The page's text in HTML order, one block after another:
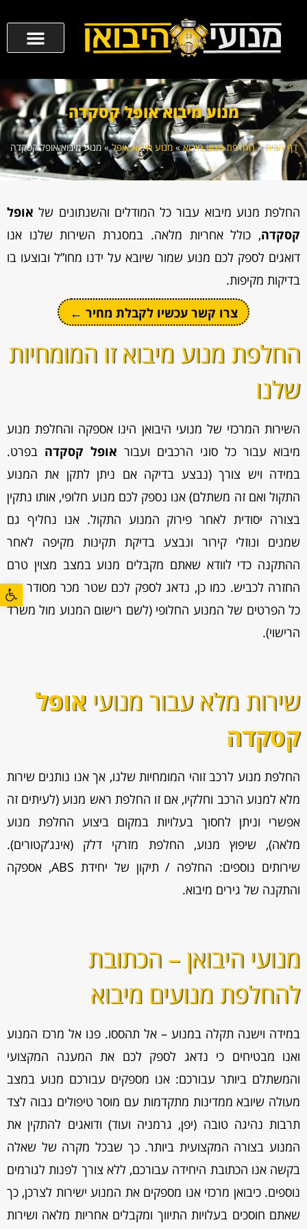
פתח
מנוע מיבוא אופל קסקדה
דף הבית»החלפת מנוע מיבוא»מנוע מיבוא אופל»מנוע מיבוא אופל קסקדה
החלפת מנוע מיבוא עבור כל המודלים והשנתונים של אופל
קסקדה, כולל אחריות מלאה. במסגרת השירות שלנו אנו
דואגים לספק לכם מנוע שמור שיובא על ידנו מחו”ל ובוצעו בו
בדיקות מקיפות.
צרו קשר עכשיו לקבלת מחיר ←
החלפת מנוע מיבוא זו המומחיות
שלנו
השירות המרכזי של מנועי היבואן הינו אספקה והחלפת מנוע
מיבוא עבור כל סוגי הרכבים ועבור אופל קסקדה בפרט.
במידה ויש צורך (נבצע בדיקה אם ניתן לתקן את המנוע
התקול ואם זה משתלם) אנו נספק לכם מנוע חלופי, אותו נתקין
בצורה יסודית לאחר פירוק המנוע התקול. אנו נחליף גם
שמנים ונוזלי קירור ונבצע בדיקת תקינות מקיפה לאחר
ההתקנה כדי לוודא שאתם מקבלים מנוע במצב מצוין טרם
החזרה לכביש. כמו כן, נדאג לספק לכם שטר מכר מסודר עם
כל הפרטים של המנוע החלופי (לשם רישום המנוע מול משרד
הרישוי).
שירות מלא עבור מנועי אופל
קסקדה
החלפת מנוע לרכב זוהי המומחיות שלנו, אך אנו נותנים שירות
מלא למנוע הרכב וחלקיו, אם זו החלפת ראש מנוע (לעיתים זה
אפשרי וניתן לחסוך בעלויות במקום ביצוע החלפת מנוע
מלאה), שיפוץ מנוע, החלפת מזרקי דלק (אינג’קטורים).
שירותים נוספים: החלפה / תיקון של יחידת ABS, אספקה
והתקנה של גירים מיבוא.
מנועי היבואן – הכתובת
להחלפת מנועים מיבוא
במידה וישנה תקלה במנוע – אל תהססו. פנו אל מרכז המנוע
ואנו מבטיחים כי נדאג לספק לכם את המענה המקצועי
והמשתלם ביותר עבורכם: אנו מספקים עבורכם מנוע במצב
מעולה שיובא ממדינות מתקדמות עם מוסר טיפולים גבוה לצד
תרבות נהיגה טובה (יפן, גרמניה ועוד) ודואגים להתקין את
המנוע בצורה המקצועית ביותר. כך שבכל מקרה של שאלה
בקשה אנו הכתובת היחידה עבורכם, ללא צורך לפנות לגורמים
נוספים. כיבואן מרכזי אנו מספקים את המנוע ישירות לצרכן, כך
שאתם חוסכים בעלויות התיווך ומקבלים אחריות מלאה ושירות